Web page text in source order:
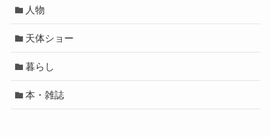
人物
天体ショー
暮らし
本・雑誌